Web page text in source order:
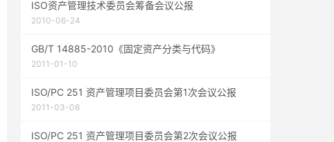
ISO资产管理技术委员会筹备会议公报
2010-06-24
GB/T 14885-2010《固定资产分类与代码》
2011-01-10
ISO/PC 251 资产管理项目委员会第1次会议公报
2011-03-08
ISO/PC 251 资产管理项目委员会第2次会议公报